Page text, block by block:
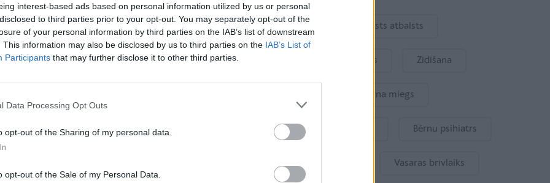
interest-based ads based on personal information utilized by us or personal
to third parties prior to your opt-out. You may separately opt-out of the
of your personal information by third parties on the IAB’s list of downstream
This information may also be disclosed by us to third parties on the IAB’s List of
Participants that may further disclose it to other third parties.
Data Processing Opt Outs
opt-out of the Sharing of my personal data.
opt-out of the Sale of my Personal Data.
kā iesaistīt
fiziskās
Vingrošanas gumijas – liec
fizikas likumiem strādāt tavā
Valsts atbalsts
Kur šodien atpūsties Zīdīšana
Bērna miegs
Mākslīgais intelekts Bērnu psihiatrs
Vasaras brīvlaiks